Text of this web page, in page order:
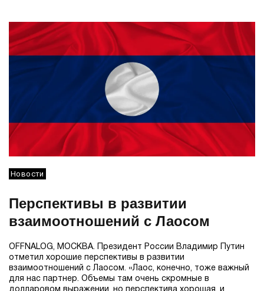
Новости
Перспективы в развитии
взаимоотношений с Лаосом
OFFNALOG, МОСКВА. Президент России Владимир Путин
отметил хорошие перспективы в развитии
взаимоотношений с Лаосом. «Лаос, конечно, тоже важный
для нас партнер. Объемы там очень скромные в